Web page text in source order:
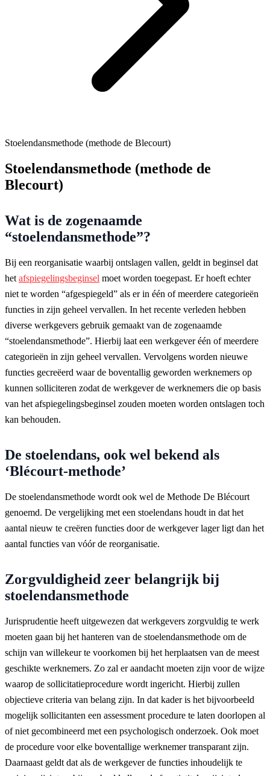
Stoelendansmethode (methode de Blecourt)
Stoelendansmethode (methode de
Blecourt)
Wat is de zogenaamde
“stoelendansmethode”?
Bij een reorganisatie waarbij ontslagen vallen, geldt in beginsel dat
het afspiegelingsbeginsel moet worden toegepast. Er hoeft echter
niet te worden “afgespiegeld” als er in één of meerdere categorieën
functies in zijn geheel vervallen. In het recente verleden hebben
diverse werkgevers gebruik gemaakt van de zogenaamde
“stoelendansmethode”. Hierbij laat een werkgever één of meerdere
categorieën in zijn geheel vervallen. Vervolgens worden nieuwe
functies gecreëerd waar de boventallig geworden werknemers op
kunnen solliciteren zodat de werkgever de werknemers die op basis
van het afspiegelingsbeginsel zouden moeten worden ontslagen toch
kan behouden.
De stoelendans, ook wel bekend als
‘Blécourt-methode’
De stoelendansmethode wordt ook wel de Methode De Blécourt
genoemd. De vergelijking met een stoelendans houdt in dat het
aantal nieuw te creëren functies door de werkgever lager ligt dan het
aantal functies van vóór de reorganisatie.
Zorgvuldigheid zeer belangrijk bij
stoelendansmethode
Jurisprudentie heeft uitgewezen dat werkgevers zorgvuldig te werk
moeten gaan bij het hanteren van de stoelendansmethode om de
schijn van willekeur te voorkomen bij het herplaatsen van de meest
geschikte werknemers. Zo zal er aandacht moeten zijn voor de wijze
waarop de sollicitatieprocedure wordt ingericht. Hierbij zullen
objectieve criteria van belang zijn. In dat kader is het bijvoorbeeld
mogelijk sollicitanten een assessment procedure te laten doorlopen al
of niet gecombineerd met een psychologisch onderzoek. Ook moet
de procedure voor elke boventallige werknemer transparant zijn.
Daarnaast geldt dat als de werkgever de functies inhoudelijk te